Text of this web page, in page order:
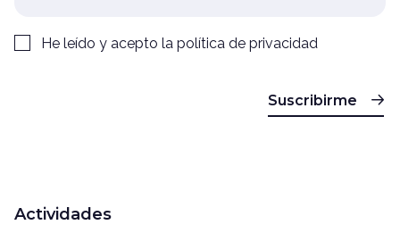
He leído y acepto la política de privacidad
Suscribirme
Actividades